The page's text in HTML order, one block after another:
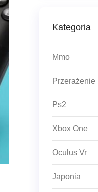
Kategoria
Mmo
Przerażenie
Ps2
Xbox One
Oculus Vr
Japonia